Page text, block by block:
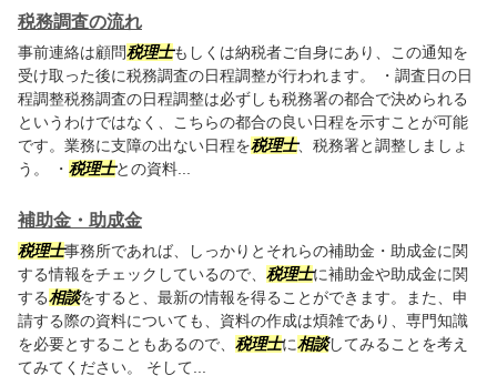
税務調査の流れ
事前連絡は顧問税理士もしくは納税者ご自身にあり、この通知を
受け取った後に税務調査の日程調整が行われます。 ・調査日の日
程調整税務調査の日程調整は必ずしも税務署の都合で決められる
というわけではなく、こちらの都合の良い日程を示すことが可能
です。業務に支障の出ない日程を税理士、税務署と調整しましょ
う。 ・ 税理士との資料...
補助金・助成金
税理士事務所であれば、しっかりとそれらの補助金・助成金に関
する情報をチェックしているので、 税理士に補助金や助成金に関
する相談をすると、最新の情報を得ることができます。また、申
請する際の資料についても、資料の作成は煩雑であり、専門知識
を必要とすることもあるので、 税理士に相談してみることを考え
てみてください。 そして...